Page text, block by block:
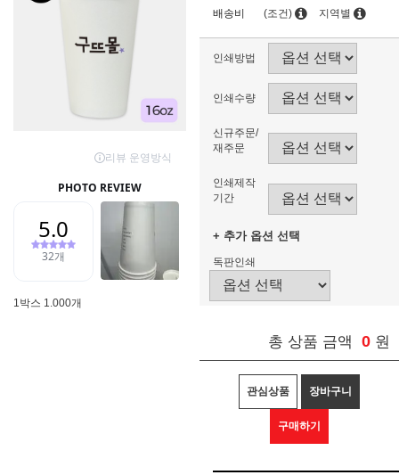
1박스 1.000개
배송비
(조건) 지역별
인쇄방법
인쇄수량
신규주문/
재주문
인쇄제작
기간
+ 추가 옵션 선택
독판인쇄
총 상품 금액 0 원
관심상품 장바구니
구매하기